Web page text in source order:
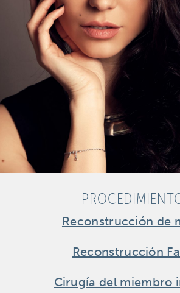
Reconstrucción de
Reconstrucción
Cirugía del miembro